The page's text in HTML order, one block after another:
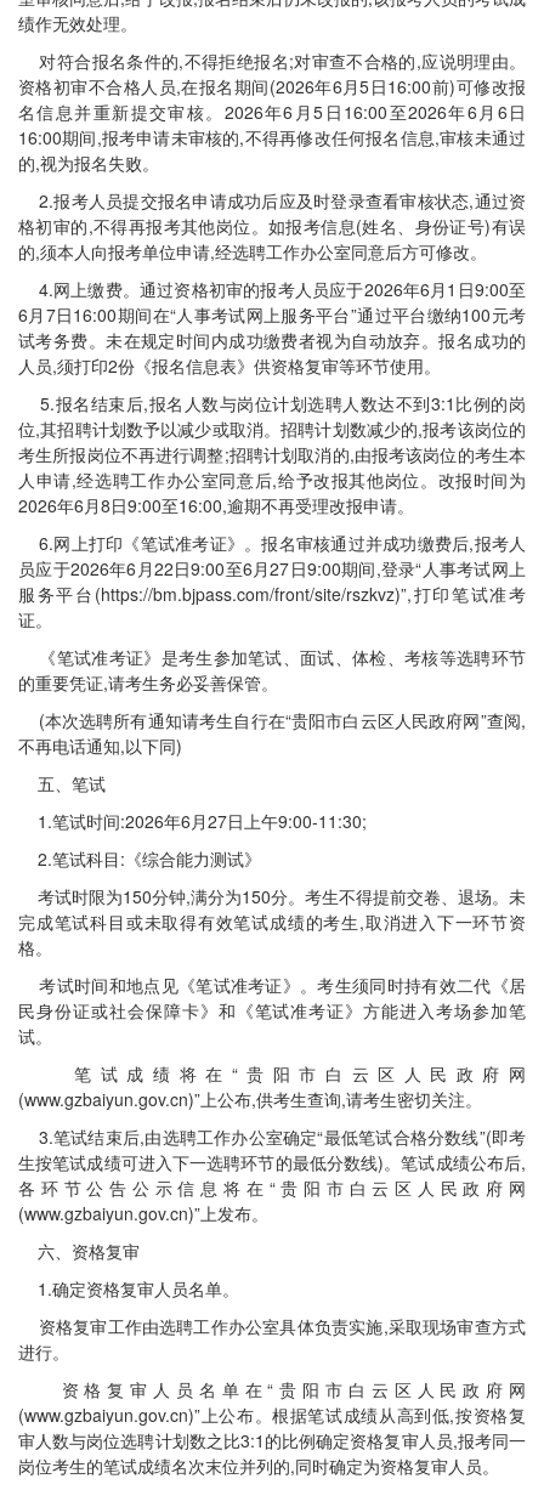
绩作无效处理。
对符合报名条件的,不得拒绝报名;对审查不合格的,应说明理由。
资格初审不合格人员,在报名期间(2026年6月5日16:00前)可修改报
名信息并重新提交审核。2026年6月5日16:00至2026年6月6日
16:00期间,报考申请未审核的,不得再修改任何报名信息,审核未通过
的,视为报名失败。
2.报考人员提交报名申请成功后应及时登录查看审核状态,通过资
格初审的,不得再报考其他岗位。如报考信息(姓名、身份证号)有误
的,须本人向报考单位申请,经选聘工作办公室同意后方可修改。
4.网上缴费。通过资格初审的报考人员应于2026年6月1日9:00至
6月7日16:00期间在“人事考试网上服务平台”通过平台缴纳100元考
试考务费。未在规定时间内成功缴费者视为自动放弃。报名成功的
人员,须打印2份《报名信息表》供资格复审等环节使用。
5.报名结束后,报名人数与岗位计划选聘人数达不到3:1比例的岗
位,其招聘计划数予以减少或取消。招聘计划数减少的,报考该岗位的
考生所报岗位不再进行调整;招聘计划取消的,由报考该岗位的考生本
人申请,经选聘工作办公室同意后,给予改报其他岗位。改报时间为
2026年6月8日9:00至16:00,逾期不再受理改报申请。
6.网上打印《笔试准考证》。报名审核通过并成功缴费后,报考人
员应于2026年6月22日9:00至6月27日9:00期间,登录“人事考试网上
服务平台(https://bm.bjpass.com/front/site/rszkvz)”,打印笔试准考
证。
《笔试准考证》是考生参加笔试、面试、体检、考核等选聘环节
的重要凭证,请考生务必妥善保管。
(本次选聘所有通知请考生自行在“贵阳市白云区人民政府网”查阅,
不再电话通知,以下同)
五、笔试
1.笔试时间:2026年6月27日上午9:00-11:30;
2.笔试科目:《综合能力测试》
考试时限为150分钟,满分为150分。考生不得提前交卷、退场。未
完成笔试科目或未取得有效笔试成绩的考生,取消进入下一环节资
格。
考试时间和地点见《笔试准考证》。考生须同时持有效二代《居
民身份证或社会保障卡》和《笔试准考证》方能进入考场参加笔
试。
笔试成绩将在“贵阳市白云区人民政府网
(www.gzbaiyun.gov.cn)”上公布,供考生查询,请考生密切关注。
3.笔试结束后,由选聘工作办公室确定“最低笔试合格分数线”(即考
生按笔试成绩可进入下一选聘环节的最低分数线)。笔试成绩公布后,
各环节公告公示信息将在“贵阳市白云区人民政府网
(www.gzbaiyun.gov.cn)”上发布。
六、资格复审
1.确定资格复审人员名单。
资格复审工作由选聘工作办公室具体负责实施,采取现场审查方式
进行。
资格复审人员名单在“贵阳市白云区人民政府网
(www.gzbaiyun.gov.cn)”上公布。根据笔试成绩从高到低,按资格复
审人数与岗位选聘计划数之比3:1的比例确定资格复审人员,报考同一
岗位考生的笔试成绩名次末位并列的,同时确定为资格复审人员。